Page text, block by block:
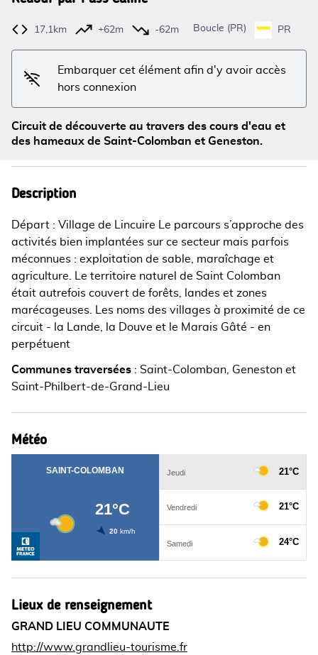
Voir l'image en plein écran
17,1km +62m -62m Boucle (PR) PR
Embarquer cet élément afin d'y avoir accès
hors connexion
Circuit de découverte au travers des cours d'eau et
des hameaux de Saint-Colomban et Geneston.
Description
Départ : Village de Lincuire Le parcours s’approche des
activités bien implantées sur ce secteur mais parfois
méconnues : exploitation de sable, maraîchage et
agriculture. Le territoire naturel de Saint Colomban
était autrefois couvert de forêts, landes et zones
marécageuses. Les noms des villages à proximité de ce
circuit - la Lande, la Douve et le Marais Gâté - en
perpétuent
Communes traversées : Saint-Colomban, Geneston et
Saint-Philbert-de-Grand-Lieu
Météo
Lieux de renseignement
GRAND LIEU COMMUNAUTE
http://www.grandlieu-tourisme.fr